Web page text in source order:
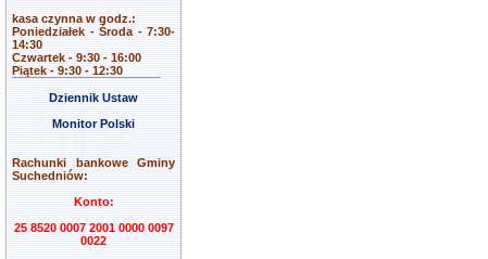
kasa czynna w godz.:
Poniedziałek - Środa - 7:30-
14:30
Czwartek - 9:30 - 16:00
Piątek - 9:30 - 12:30
Dziennik Ustaw
Monitor Polski
Rachunki bankowe Gminy
Suchedniów:
Konto:
25 8520 0007 2001 0000 0097
0022